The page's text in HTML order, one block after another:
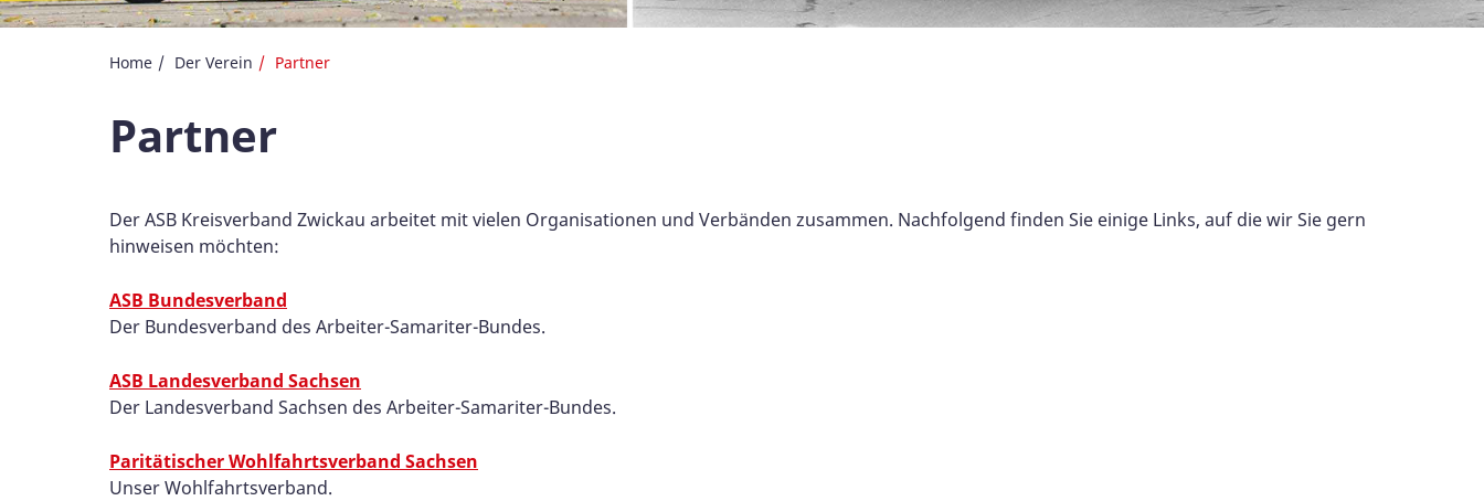
Home Der Verein Partner
Partner
Der ASB Kreisverband Zwickau arbeitet mit vielen Organisationen und Verbänden zusammen. Nachfolgend finden Sie einige Links, auf die wir Sie gern
hinweisen möchten:
ASB Bundesverband
Der Bundesverband des Arbeiter-Samariter-Bundes.
ASB Landesverband Sachsen
Der Landesverband Sachsen des Arbeiter-Samariter-Bundes.
Paritätischer Wohlfahrtsverband Sachsen
Unser Wohlfahrtsverband.